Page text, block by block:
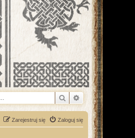
Szukaj Wyszukiwanie
Zaloguj się
Zarejestruj się